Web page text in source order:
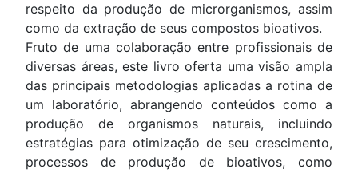
respeito da produção de microrganismos, assim
como da extração de seus compostos bioativos.
Fruto de uma colaboração entre profissionais de
diversas áreas, este livro oferta uma visão ampla
das principais metodologias aplicadas a rotina de
um laboratório, abrangendo conteúdos como a
produção de organismos naturais, incluindo
estratégias para otimização de seu crescimento,
processos de produção de bioativos, como